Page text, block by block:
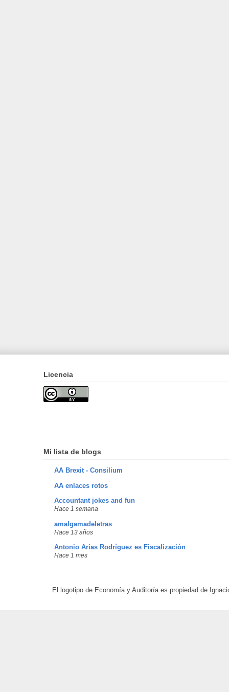
Licencia
Mi lista de blogs
AA Brexit - Consilium
AA enlaces rotos
Accountant jokes and fun
Hace 1 semana
amalgamadeletras
Hace 13 años
Antonio Arias Rodríguez es Fiscalización
Hace 1 mes
El logotipo de Economía y Auditoría es propiedad de